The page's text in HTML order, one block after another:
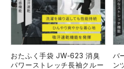
おたふく手袋 JW-623 消臭
パワーストレッチ長袖クルー
バ
ン